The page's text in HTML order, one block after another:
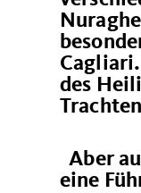
des
Aber
eine